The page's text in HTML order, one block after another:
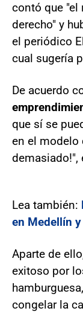
contó que "el
derecho" y
el periódico
cual sugería
De acuerdo
que sí se
en el modelo
demasiado!",
Lea también:
en Medellín
Aparte de
exitoso por
congelar la